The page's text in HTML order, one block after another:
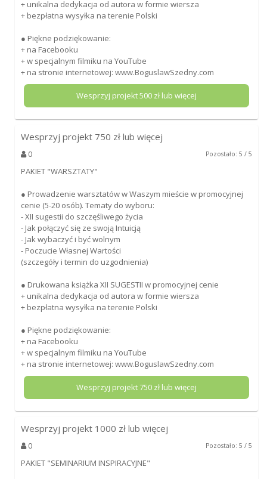
+ unikalna dedykacja od autora w formie wiersza
+ bezpłatna wysyłka na terenie Polski
● Piękne podziękowanie:
+ na Facebooku
+ w specjalnym filmiku na YouTube
+ na stronie internetowej: www.BoguslawSzedny.com
Wesprzyj projekt500zł lub więcej
Wesprzyj projekt 750 zł lub więcej
0 Pozostało: 5 / 5
PAKIET "WARSZTATY"
● Prowadzenie warsztatów w Waszym mieście w promocyjnej
cenie (5-20 osób). Tematy do wyboru:
- XII sugestii do szczęśliwego życia
- Jak połączyć się ze swoją Intuicją
- Jak wybaczyć i być wolnym
- Poczucie Własnej Wartości
(szczegóły i termin do uzgodnienia)
● Drukowana książka XII SUGESTII w promocyjnej cenie
+ unikalna dedykacja od autora w formie wiersza
+ bezpłatna wysyłka na terenie Polski
● Piękne podziękowanie:
+ na Facebooku
+ w specjalnym filmiku na YouTube
+ na stronie internetowej: www.BoguslawSzedny.com
Wesprzyj projekt750zł lub więcej
Wesprzyj projekt 1000 zł lub więcej
0 Pozostało: 5 / 5
PAKIET "SEMINARIUM INSPIRACYJNE"